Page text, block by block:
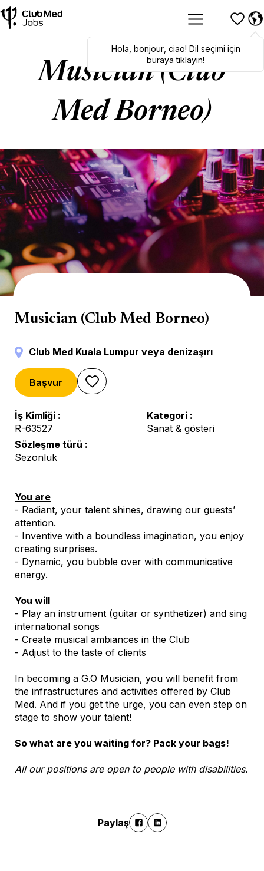
Hola,bonjour,ciao! To switch
languages, click here!
Hola bonjour, ciao! Dil seçimi için
buraya tıklayın!
Musician (Club
Med Borneo)
Sahne
Musician (Club Med Borneo)
Club Med Kuala Lumpur veya denizaşırı
Başvur
İş Kimliği
R-63527
Kategori
Sanat & gösteri
Sözleşme türü
Sezonluk
You are
- Radiant, your talent shines, drawing our guests’
attention.
- Inventive with a boundless imagination, you enjoy
creating surprises.
- Dynamic, you bubble over with communicative
energy.
You will
- Play an instrument (guitar or synthetizer) and sing
international songs
- Create musical ambiances in the Club
- Adjust to the taste of clients
In becoming a G.O Musician, you will benefit from
the infrastructures and activities offered by Club
Med. And if you get the urge, you can even step on
stage to show your talent!
So what are you waiting for? Pack your bags!
All our positions are open to people with disabilities.
Paylaş